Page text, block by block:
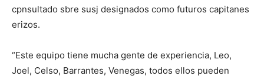
cpnsultado sbre susj designados como futuros capitanes
erizos.
“Este equipo tiene mucha gente de experiencia, Leo,
Joel, Celso, Barrantes, Venegas, todos ellos pueden